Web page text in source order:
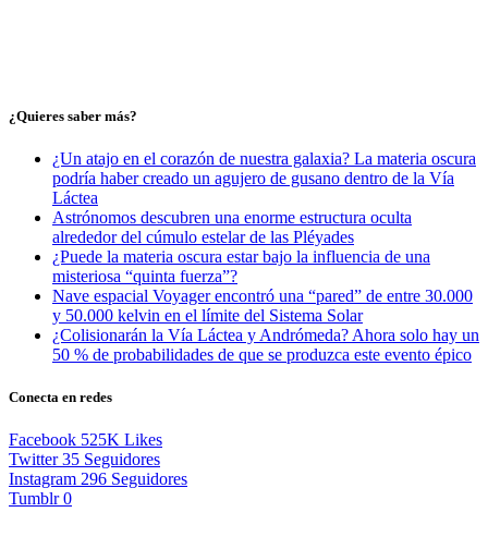
¿Quieres saber más?
¿Un atajo en el corazón de nuestra galaxia? La materia oscura
podría haber creado un agujero de gusano dentro de la Vía
Láctea
Astrónomos descubren una enorme estructura oculta
alrededor del cúmulo estelar de las Pléyades
¿Puede la materia oscura estar bajo la influencia de una
misteriosa “quinta fuerza”?
Nave espacial Voyager encontró una “pared” de entre 30.000
y 50.000 kelvin en el límite del Sistema Solar
¿Colisionarán la Vía Láctea y Andrómeda? Ahora solo hay un
50 % de probabilidades de que se produzca este evento épico
Conecta en redes
Facebook 525K Likes
Twitter 35 Seguidores
Instagram 296 Seguidores
Tumblr 0